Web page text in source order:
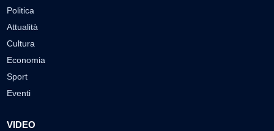
Politica
Attualità
Cultura
Economia
Sport
Eventi
VIDEO